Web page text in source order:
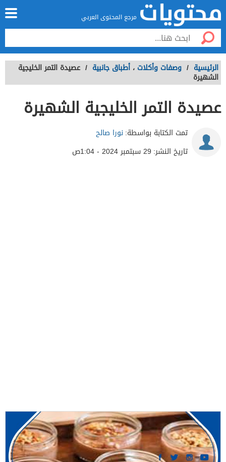
مرجع المحتوى العربي
الرئيسية / وصفات وأكلات ، أطباق جانبية / عصيدة التمر الخليجية
الشهيرة
عصيدة التمر الخليجية الشهيرة
تمت الكتابة بواسطة: نورا صالح
تاريخ النشر: 29 سبتمبر 2024 - 1:04ص